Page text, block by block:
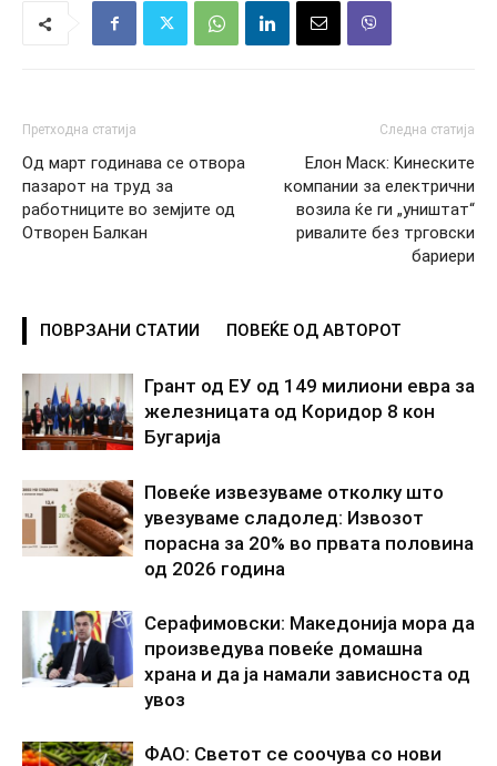
Претходна статија
Од март годинава се отвора
пазарот на труд за
работниците во земјите од
Отворен Балкан
Следна статија
Елон Маск: Kинеските
компании за електрични
возила ќе ги „уништат“
ривалите без трговски
бариери
ПОВРЗАНИ СТАТИИ ПОВЕЌЕ ОД АВТОРОТ
Грант од ЕУ од 149 милиони евра за
железницата од Коридор 8 кон
Бугарија
Повеќе извезуваме отколку што
увезуваме сладолед: Извозот
порасна за 20% во првата половина
од 2026 година
Серафимовски: Македонија мора да
произведува повеќе домашна
храна и да ја намали зависноста од
увоз
ФАО: Светот се соочува со нови